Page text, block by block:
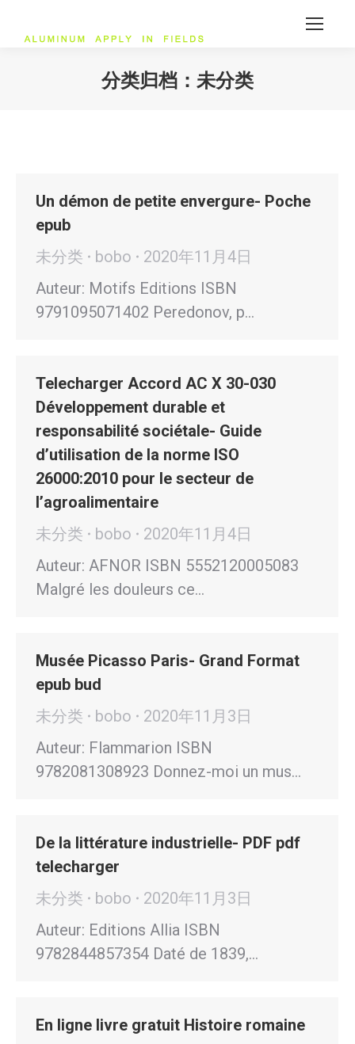
分类归档： 未分类
Un démon de petite envergure- Poche
epub
未分类
bobo
2020年11月4日
Auteur: Motifs Editions ISBN
9791095071402 Peredonov, p…
Telecharger Accord AC X 30-030
Développement durable et
responsabilité sociétale- Guide
d’utilisation de la norme ISO
26000:2010 pour le secteur de
l’agroalimentaire
未分类
bobo
2020年11月4日
Auteur: AFNOR ISBN 5552120005083
Malgré les douleurs ce…
Musée Picasso Paris- Grand Format
epub bud
未分类
bobo
2020年11月3日
Auteur: Flammarion ISBN
9782081308923 Donnez-moi un mus…
De la littérature industrielle- PDF pdf
telecharger
未分类
bobo
2020年11月3日
Auteur: Editions Allia ISBN
9782844857354 Daté de 1839,…
En ligne livre gratuit Histoire romaine